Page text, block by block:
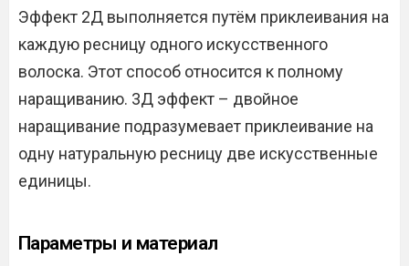
Эффект 2Д выполняется путём приклеивания на
каждую ресницу одного искусственного
волоска. Этот способ относится к полному
наращиванию. 3Д эффект – двойное
наращивание подразумевает приклеивание на
одну натуральную ресницу две искусственные
единицы.
Параметры и материал